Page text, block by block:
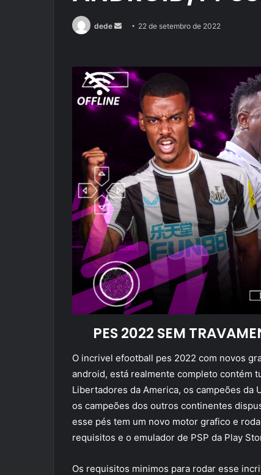
dede
Mande
mail
22 de setembro de 2022
PES 2022 SEM
O incrivel efootball pes 2022 com novos
android, está realmente completo contém
Libertadores da America, os campeões da
os campeões dos outros continentes
esse pés tem um novo motor grafico e
requisitos e o emulador de PSP da Play
Os requisitos minimos para rodar esse